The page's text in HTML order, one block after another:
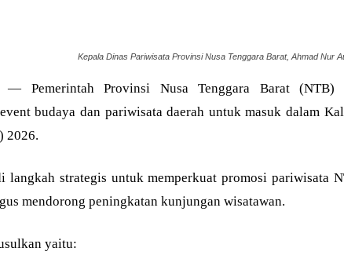
Kepala Dinas Pariwisata Provinsi Nusa Tenggara Barat, Ahmad Nur
Pemerintah Provinsi Nusa Tenggara Barat (NTB)
budaya dan pariwisata daerah untuk masuk dalam
2026.
langkah strategis untuk memperkuat promosi pariwisata
mendorong peningkatan kunjungan wisatawan.
yaitu: